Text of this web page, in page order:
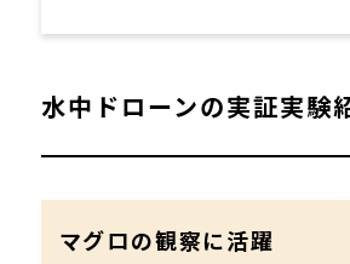
水中ドローンの実証実験
マグロの観察に活躍